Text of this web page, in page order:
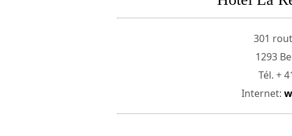
301
1293
Tél. +
Internet: